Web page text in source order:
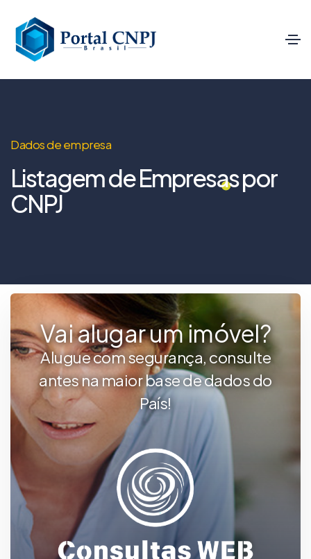
Dados de empresa
Listagem de Empresas por
CNPJ
Vai alugar um imóvel?
Alugue com segurança, consulte
antes na maior base de dados do
País!